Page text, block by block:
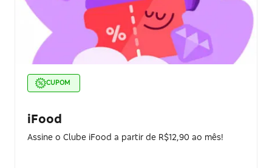
CUPOM
iFood
Assine o Clube iFood a partir de R$12,90 ao mês!